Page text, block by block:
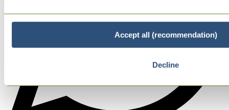
Accept all (recommendation)
Decline